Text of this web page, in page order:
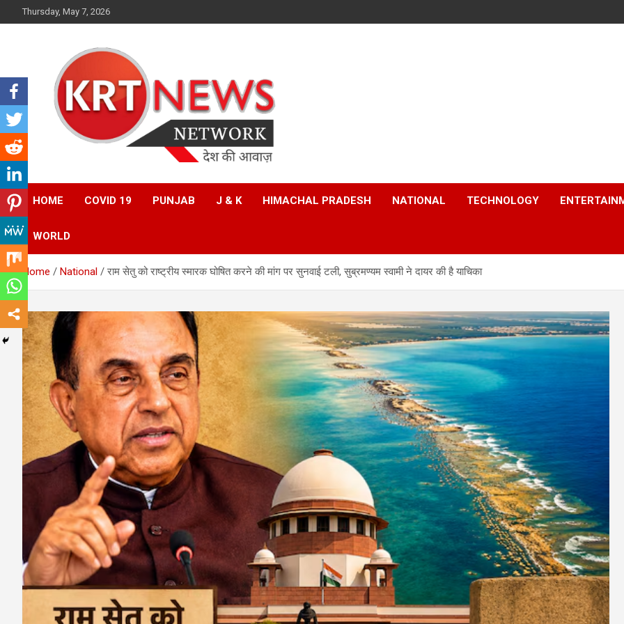
to
Thursday, May 7, 2026
KRT News Network
HOME COVID 19 PUNJAB J & K HIMACHAL PRADESH NATIONAL TECHNOLOGY
WORLD
Home National राम सेतु को राष्ट्रीय स्मारक घोषित करने की मांग पर सुनवाई टली, सुब्रमण्यम स्वामी ने दायर की है याचिका